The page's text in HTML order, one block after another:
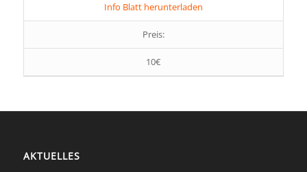
Info Blatt herunterladen
Preis:
10€
AKTUELLES